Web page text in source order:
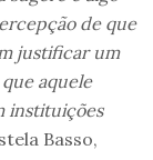
de que
justificar um
aquele
instituições
Basso,